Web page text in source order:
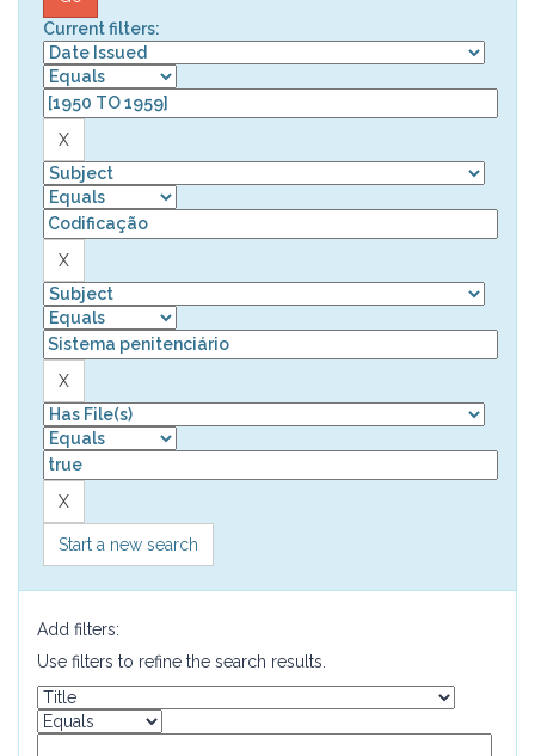
Current filters:
Start a new search
Add filters:
Use filters to refine the search results.